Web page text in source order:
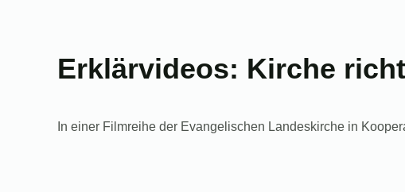
Erklärvideos: Kirche
In einer Filmreihe der Evangelischen Landeskirche in